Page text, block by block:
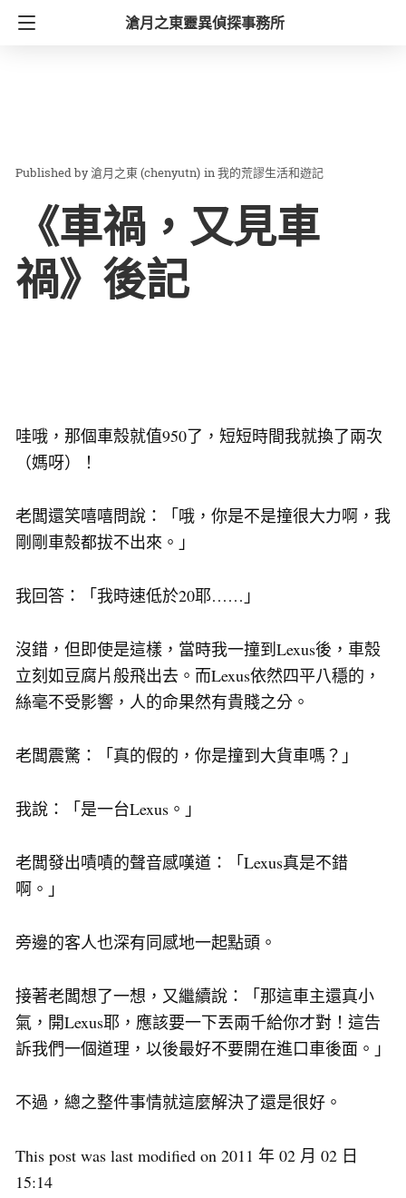
滄月之東靈異偵探事務所
滄月之東 (chenyutn) in我的荒謬生活和遊記
《車禍，又見車
禍》後記
哇哦，那個車殼就值950了，短短時間我就換了兩次
（媽呀）！
老闆還笑嘻嘻問說：「哦，你是不是撞很大力啊，我
剛剛車殼都拔不出來。」
我回答：「我時速低於20耶……」
沒錯，但即使是這樣，當時我一撞到Lexus後，車殼
立刻如豆腐片般飛出去。而Lexus依然四平八穩的，
絲毫不受影響，人的命果然有貴賤之分。
老闆震驚：「真的假的，你是撞到大貨車嗎？」
我說：「是一台Lexus。」
老闆發出嘖嘖的聲音感嘆道：「Lexus真是不錯
啊。」
旁邊的客人也深有同感地一起點頭。
接著老闆想了一想，又繼續說：「那這車主還真小
氣，開Lexus耶，應該要一下丟兩千給你才對！這告
訴我們一個道理，以後最好不要開在進口車後面。」
不過，總之整件事情就這麼解決了還是很好。
This post was last modified on 2011 年 02 月 02 日
15:14